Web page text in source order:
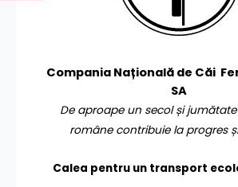
Compania Națională de Căi
SA
De aproape un secol și
române contribuie la progres
Calea pentru un transport